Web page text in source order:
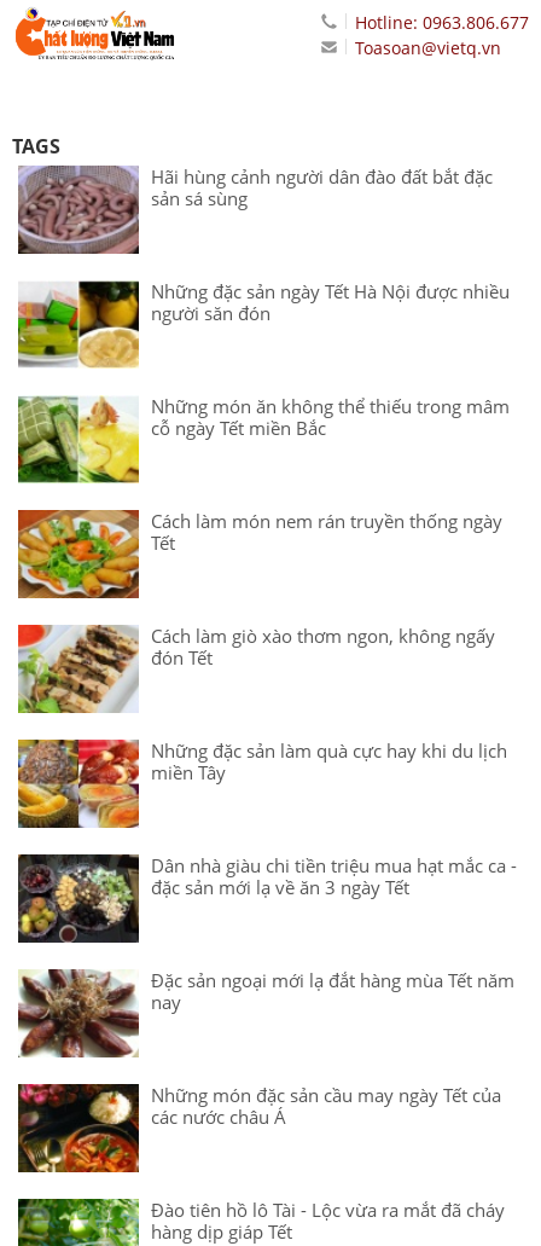
Hotline: 0963.806.677
Toasoan@vietq.vn
TAGS
Hãi hùng cảnh người dân đào đất bắt đặc
sản sá sùng
Những đặc sản ngày Tết Hà Nội được nhiều
người săn đón
Những món ăn không thể thiếu trong mâm
cỗ ngày Tết miền Bắc
Cách làm món nem rán truyền thống ngày
Tết
Cách làm giò xào thơm ngon, không ngấy
đón Tết
Những đặc sản làm quà cực hay khi du lịch
miền Tây
Dân nhà giàu chi tiền triệu mua hạt mắc ca -
đặc sản mới lạ về ăn 3 ngày Tết
Đặc sản ngoại mới lạ đắt hàng mùa Tết năm
nay
Những món đặc sản cầu may ngày Tết của
các nước châu Á
Đào tiên hồ lô Tài - Lộc vừa ra mắt đã cháy
hàng dịp giáp Tết